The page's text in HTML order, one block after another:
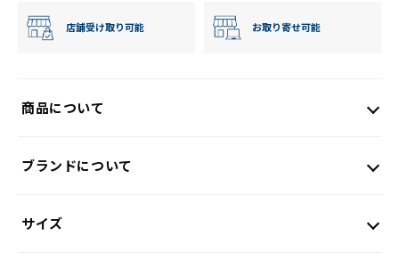
店舗受け取り可能 お取り寄せ可能
商品について
ブランドについて
サイズ